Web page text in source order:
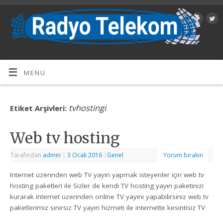
MENU
Etiket Arşivleri: tvhostingi
Web tv hosting
Tarafından admin | 3 Ocak 2016 | Genel Yorum bırakın
Internet üzerinden web TV yayın yapmak isteyenler için web tv
hosting paketleri ile Sizler de kendi TV hosting yayın paketinizi
kurarak internet üzerinden online TV yayını yapabilirsiniz web tv
paketlerimiz sınırsız TV yayın hizmeti ile internette kesintisiz TV